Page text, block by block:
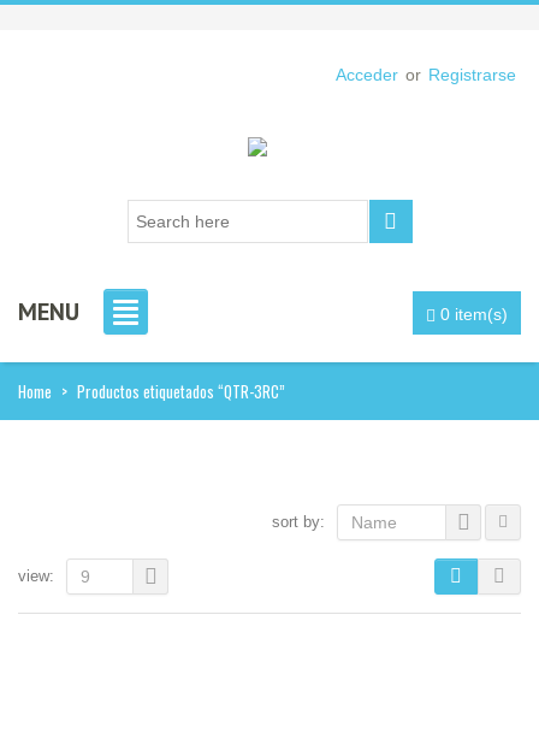
Acceder or Registrarse
MENU 0 item(s)
Home > Productos etiquetados “QTR-3RC”
sort by: Name
view: 9